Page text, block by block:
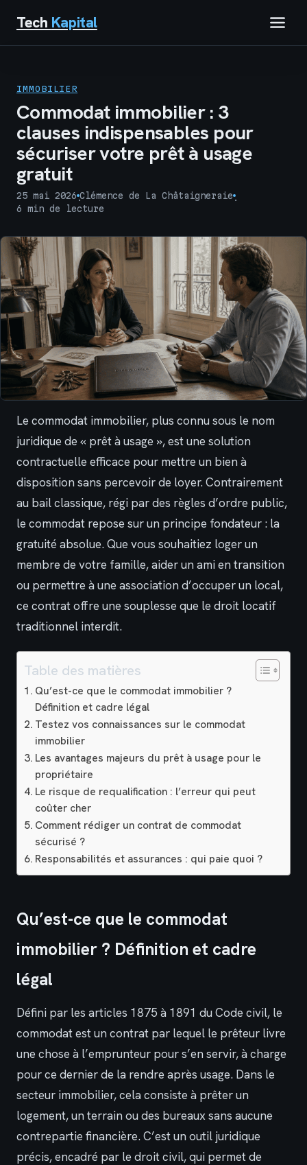
Tech Kapital
BUSINESS
MARKETING
TECH
IMMOBILIER
Commodat immobilier : 3
clauses indispensables pour
sécuriser votre prêt à usage
gratuit
25 mai 2026
·
Clémence de La Châtaigneraie
·
6 min de lecture
Le commodat immobilier, plus connu sous le nom
juridique de « prêt à usage », est une solution
contractuelle efficace pour mettre un bien à
disposition sans percevoir de loyer. Contrairement
au bail classique, régi par des règles d’ordre public,
le commodat repose sur un principe fondateur : la
gratuité absolue. Que vous souhaitiez loger un
membre de votre famille, aider un ami en transition
ou permettre à une association d’occuper un local,
ce contrat offre une souplesse que le droit locatif
traditionnel interdit.
Table des matières
Qu’est-ce que le commodat immobilier ?
Définition et cadre légal
Testez vos connaissances sur le commodat
immobilier
Les avantages majeurs du prêt à usage pour le
propriétaire
Le risque de requalification : l’erreur qui peut
coûter cher
Comment rédiger un contrat de commodat
sécurisé ?
Responsabilités et assurances : qui paie quoi ?
Qu’est-ce que le commodat
immobilier ? Définition et cadre
légal
Défini par les articles 1875 à 1891 du Code civil, le
commodat est un contrat par lequel le prêteur livre
une chose à l’emprunteur pour s’en servir, à charge
pour ce dernier de la rendre après usage. Dans le
secteur immobilier, cela consiste à prêter un
logement, un terrain ou des bureaux sans aucune
contrepartie financière. C’est un outil juridique
précis, encadré par le droit civil, qui permet de